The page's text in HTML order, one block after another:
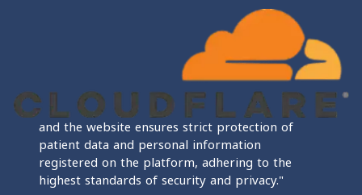
and the website ensures strict protection of
patient data and personal information
registered on the platform, adhering to the
highest standards of security and privacy."